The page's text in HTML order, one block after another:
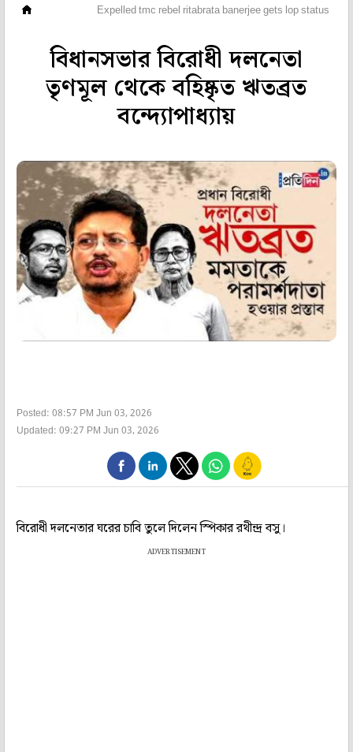
Expelled tmc rebel ritabrata banerjee gets lop status
বিধানসভার বিরোধী দলনেতা
তৃণমূল থেকে বহিষ্কৃত ঋতব্রত
বন্দ্যোপাধ্যায়
Posted: 08:57 PM Jun 03, 2026
Updated: 09:27 PM Jun 03, 2026
বিরোধী দলনেতার ঘরের চাবি তুলে দিলেন স্পিকার রথীন্দ্র বসু।
ADVERTISEMENT